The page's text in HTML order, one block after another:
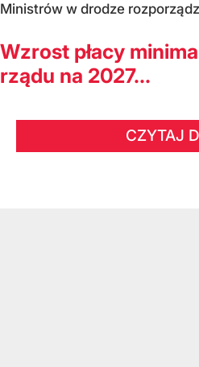
Ministrów w drodze
Wzrost płacy
rządu na 2027...
CZYTAJ